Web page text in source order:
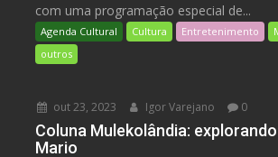
com uma programação especial de...
Agenda Cultural Cultura Entretenimento
outros
out 23, 2023 Igor Varejano 0
Coluna Mulekolândia:
Mario